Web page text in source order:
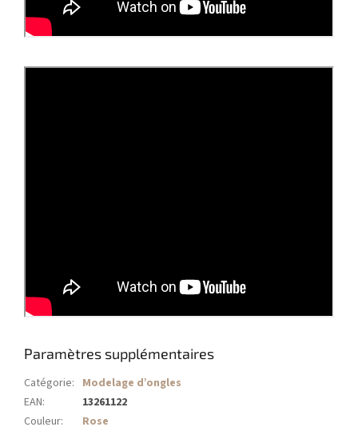
Paramètres supplémentaires
Catégorie: Modelage d’ongles
EAN:
13261122
Couleur: Rose